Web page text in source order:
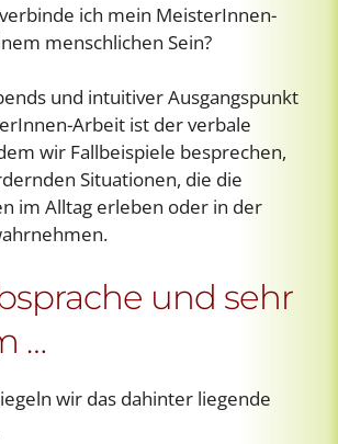
ich mein MeisterInnen-
menschlichen Sein?
und intuitiver Ausgangspunkt
Arbeit ist der verbale
wir Fallbeispiele besprechen,
Situationen, die die
im Alltag erleben oder in der
und sehr
…
wir das dahinter liegende